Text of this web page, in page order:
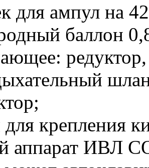
для ампул на
баллон
крепления
аппарат ИВЛ